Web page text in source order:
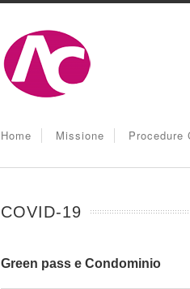
Home Missione Procedure
COVID-19
Green pass e Condominio